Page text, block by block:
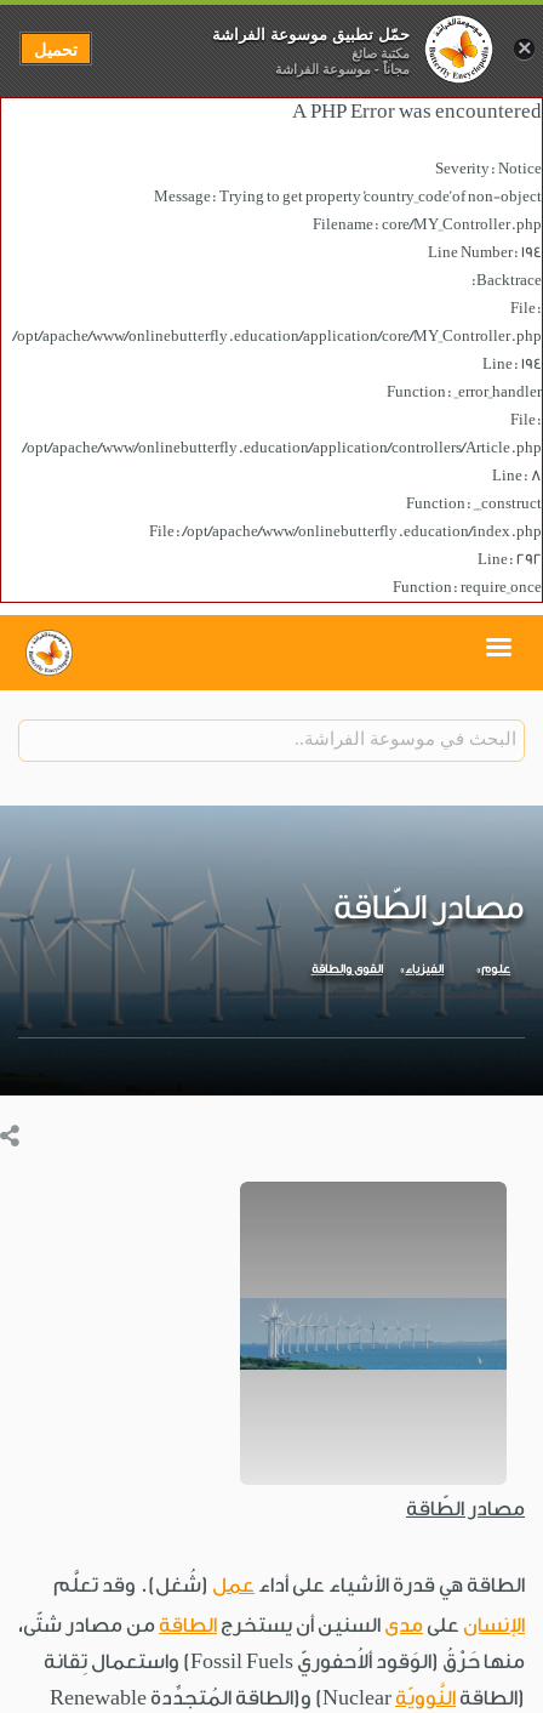
A PHP Error was encountered
Severity: Notice
Message: Trying to get property 'country_code' of non-object
Filename: core/MY_Controller.php
Line Number: 194
Backtrace:
File:
/opt/apache/www/onlinebutterfly.education/application/core/MY_Controller.php
Line: 194
Function: _error_handler
File:
/opt/apache/www/onlinebutterfly.education/application/controllers/Article.php
Line: 8
Function: __construct
File: /opt/apache/www/onlinebutterfly.education/index.php
Line: 292
Function: require_once
مصادر الطّاقة
علوم الفيزياء القوى والطاقة
مصادر الطّاقة
الطاقة هي قدرة الأشياء على أداء عمل (شُغل). وقد تعلَّم
الإنسان على مدى السنين أن يستخرج الطاقة من مصادر شتّى،
منها حَرْقُ (الوَقود ألاُحفوريّ Fossil Fuels) واستعمال تِقانة
(الطاقة النَّوويّة
Nuclear) و(الطاقة المُتجدِّدة Renewable
×
حمّل تطبيق موسوعة الفراشة
مكتبة صائغ
مجاناً - موسوعة الفراشة
تحميل